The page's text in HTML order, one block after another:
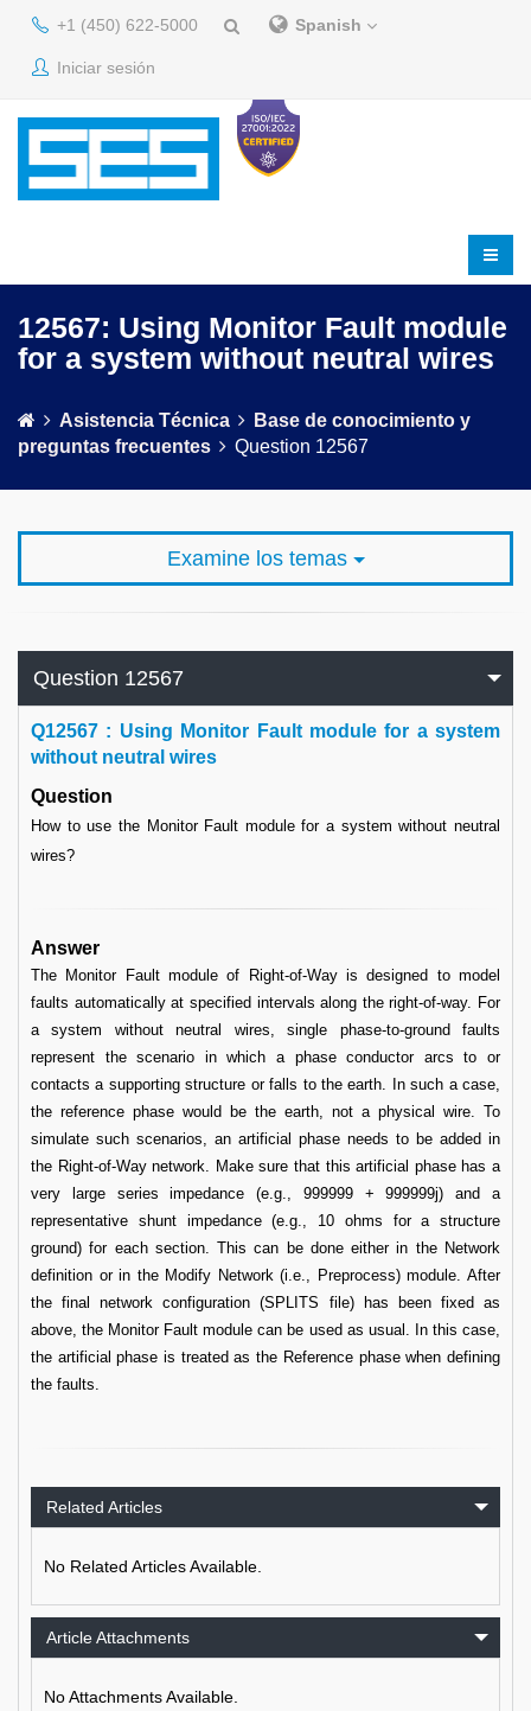
+1 (450) 622-5000 Spanish
Iniciar sesión
12567: Using Monitor Fault module
for a system without neutral wires
Asistencia Técnica
Base de conocimiento y
preguntas frecuentes
Question 12567
Examine los temas
Question 12567
Q12567 : Using Monitor Fault module for a system
without neutral wires
Question
How to use the Monitor Fault module for a system without neutral
wires?
Answer
The Monitor Fault module of Right-of-Way is designed to model
faults automatically at specified intervals along the right-of-way. For
a system without neutral wires, single phase-to-ground faults
represent the scenario in which a phase conductor arcs to or
contacts a supporting structure or falls to the earth. In such a case,
the reference phase would be the earth, not a physical wire. To
simulate such scenarios, an artificial phase needs to be added in
the Right-of-Way network. Make sure that this artificial phase has a
very large series impedance (e.g., 999999 + 999999j) and a
representative shunt impedance (e.g., 10 ohms for a structure
ground) for each section. This can be done either in the Network
definition or in the Modify Network (i.e., Preprocess) module. After
the final network configuration (SPLITS file) has been fixed as
above, the Monitor Fault module can be used as usual. In this case,
the artificial phase is treated as the Reference phase when defining
the faults.
Related Articles
No Related Articles Available.
Article Attachments
No Attachments Available.